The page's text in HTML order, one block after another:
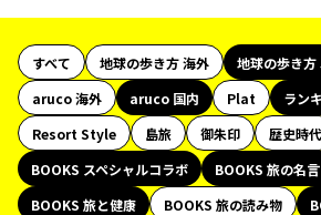
すべて 地球の歩き方 海外
地球の歩き方
aruco 海外
aruco 国内 Plat
ラン
Resort Style
島旅 御朱印 歴史時代
BOOKS スペシャルコラボ
BOOKS 旅の名
BOOKS 旅と健康
BOOKS 旅の読み物